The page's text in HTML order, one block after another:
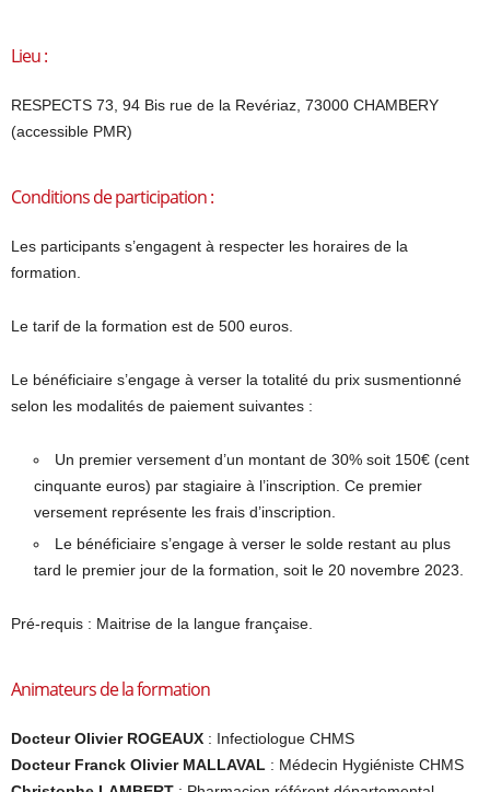
Lieu :
RESPECTS 73, 94 Bis rue de la Revériaz, 73000 CHAMBERY
(accessible PMR)
Conditions de participation :
Les participants s’engagent à respecter les horaires de la
formation.
Le tarif de la formation est de 500 euros.
Le bénéficiaire s’engage à verser la totalité du prix susmentionné
selon les modalités de paiement suivantes :
Un premier versement d’un montant de 30% soit 150€ (cent
cinquante euros) par stagiaire à l’inscription. Ce premier
versement représente les frais d’inscription.
Le bénéficiaire s’engage à verser le solde restant au plus
tard le premier jour de la formation, soit le 20 novembre 2023.
Pré-requis : Maitrise de la langue française.
Animateurs de la formation
Docteur Olivier ROGEAUX : Infectiologue CHMS
Docteur Franck Olivier MALLAVAL : Médecin Hygiéniste CHMS